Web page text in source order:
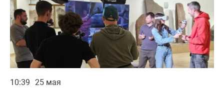
10:39 25 мая